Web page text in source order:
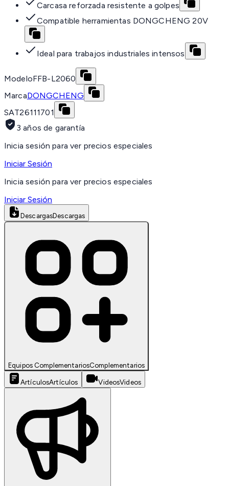
Carcasa reforzada resistente a golpes
Compatible herramientas DONGCHENG 20V
Ideal para trabajos industriales intensos
ModeloFFB-L2060
MarcaDONGCHENG
SAT26111701
3 años de garantía
Inicia sesión para ver precios especiales
Iniciar Sesión
Inicia sesión para ver precios especiales
Iniciar Sesión
DescargasDescargas
Equipos ComplementariosComplementarios
ArtículosArtículos VideosVideos